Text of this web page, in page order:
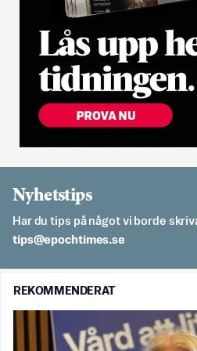
Nyhetstips
Har du tips på något vi borde
es.semithcope@spit
REKOMMENDERAT